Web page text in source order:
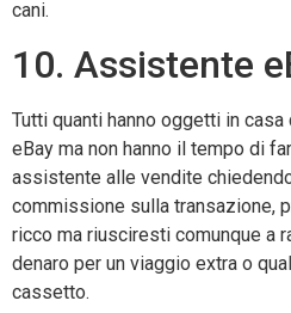
cani.
10. Assistente
Tutti quanti hanno oggetti in
eBay ma non hanno il tempo di
assistente alle vendite
commissione sulla transazione,
ricco ma riusciresti comunque a
denaro per un viaggio extra o
cassetto.